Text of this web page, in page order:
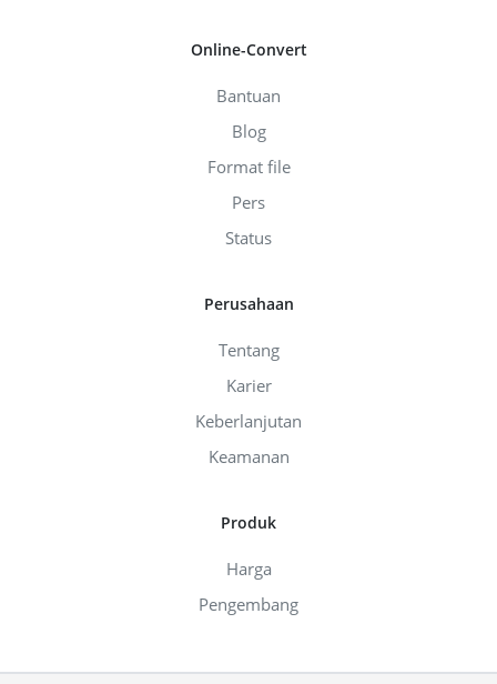
Online-Convert
Bantuan
Blog
Format file
Pers
Status
Perusahaan
Tentang
Karier
Keberlanjutan
Keamanan
Produk
Harga
Pengembang